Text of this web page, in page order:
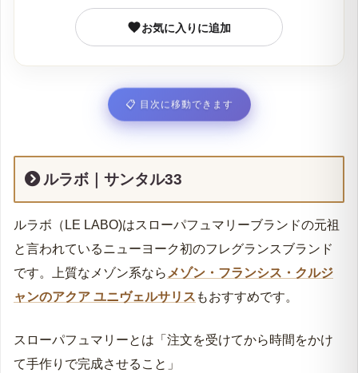
お気に入りに追加
📋 目次に移動できます
ルラボ｜サンタル33
ルラボ（LE LABO)はスローパフュマリーブランドの元祖
と言われているニューヨーク初のフレグランスブランド
です。上質なメゾン系なら メゾン・フランシス・クルジ
ャンのアクア ユニヴェルサリス もおすすめです。
スローパフュマリーとは「注文を受けてから時間をかけ
て手作りで完成させること」